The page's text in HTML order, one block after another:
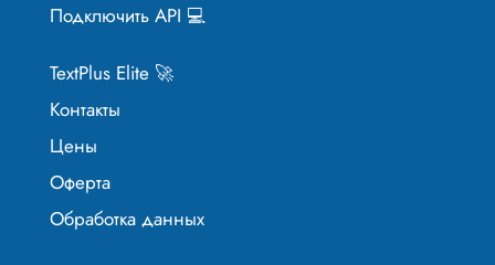
Подключить API 💻
TextPlus Elite 🚀
Контакты
Цены
Оферта
Обработка данных